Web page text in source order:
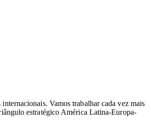
Vamos trabalhar cada vez mais
estratégico América Latina-Europa-